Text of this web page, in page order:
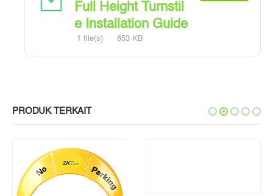
Full Height Turnstil
e Installation Guide
1 file(s) 853 KB
PRODUK TERKAIT